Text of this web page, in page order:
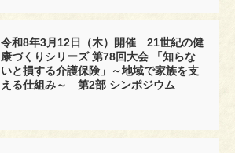
令和8年3月12日（木）開催 21世紀の健
康づくりシリーズ 第78回大会 「知らな
いと損する介護保険」～地域で家族を支
える仕組み～ 第2部 シンポジウム